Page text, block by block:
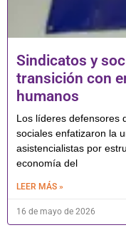
Sindicatos y
transición con
humanos
Los líderes defensores
sociales enfatizaron la
asistencialistas por
economía del
LEER MÁS »
16 de mayo de 2026